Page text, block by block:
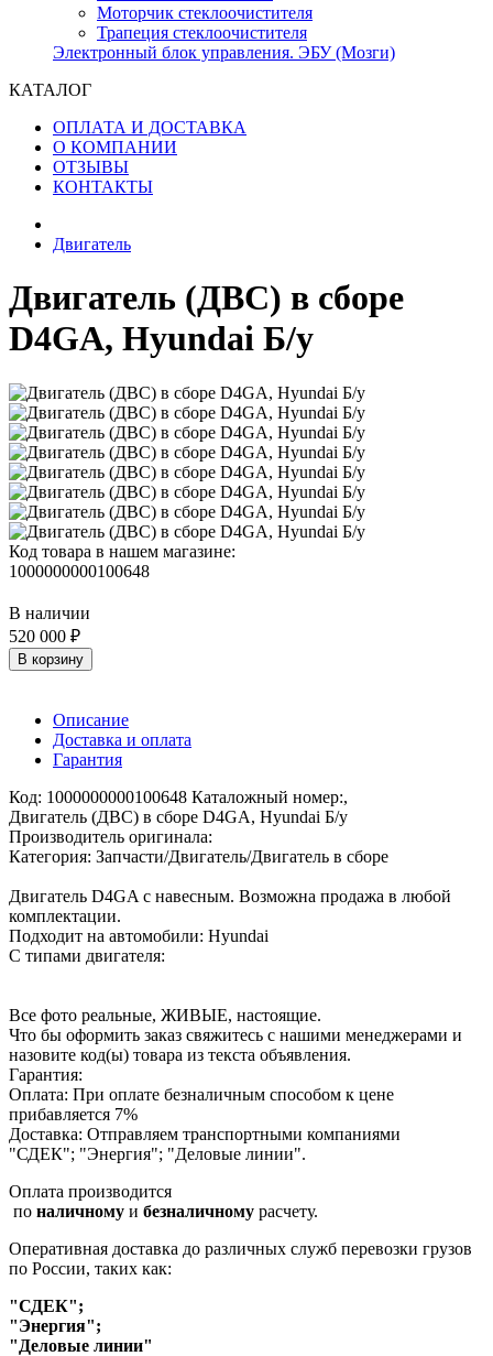
Моторчик стеклоочистителя
Трапеция стеклоочистителя
Электронный блок управления. ЭБУ (Мозги)
КАТАЛОГ
ОПЛАТА И ДОСТАВКА
О КОМПАНИИ
ОТЗЫВЫ
КОНТАКТЫ
Двигатель
Двигатель (ДВС) в сборе
D4GA, Hyundai Б/у
Код товара в нашем магазине:
1000000000100648
В наличии
520 000 ₽
В корзину
Описание
Доставка и оплата
Гарантия
Код: 1000000000100648 Каталожный номер:,
Двигатель (ДВС) в сборе D4GA, Hyundai Б/у
Производитель оригинала:
Категория: Запчасти/Двигатель/Двигатель в сборе
Двигатель D4GA с навесным. Возможна продажа в любой
комплектации.
Подходит на автомобили: Hyundai
С типами двигателя:
Все фото реальные, ЖИВЫЕ, настоящие.
Что бы оформить заказ свяжитесь с нашими менеджерами и
назовите код(ы) товара из текста объявления.
Гарантия:
Оплата: При оплате безналичным способом к цене
прибавляется 7%
Доставка: Отправляем транспортными компаниями
"СДЕК"; "Энергия"; "Деловые линии".
Оплата производится
по наличному и безналичному расчету.
Оперативная доставка до различных служб перевозки грузов
по России, таких как:
"СДЕК";
"Энергия";
"Деловые линии"